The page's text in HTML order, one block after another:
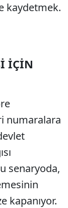
kaydetmek.
İÇİN
numaralara
senaryoda,
kapanıyor.